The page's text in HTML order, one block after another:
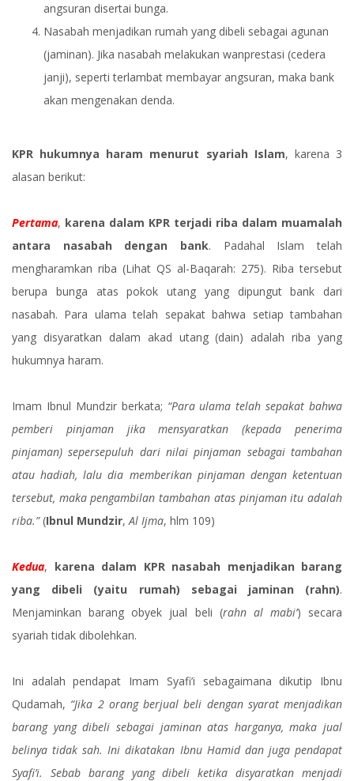
angsuran disertai bunga.
Nasabah menjadikan rumah yang dibeli sebagai agunan
(jaminan). Jika nasabah melakukan wanprestasi (cedera
janji), seperti terlambat membayar angsuran, maka bank
akan mengenakan denda.
KPR hukumnya haram menurut syariah Islam, karena 3
alasan berikut:
Pertama, karena dalam KPR terjadi riba dalam muamalah
antara nasabah dengan bank. Padahal Islam telah
mengharamkan riba (Lihat QS al-Baqarah: 275). Riba tersebut
berupa bunga atas pokok utang yang dipungut bank dari
nasabah. Para ulama telah sepakat bahwa setiap tambahan
yang disyaratkan dalam akad utang (dain) adalah riba yang
hukumnya haram.
Imam Ibnul Mundzir berkata; “Para ulama telah sepakat bahwa
pemberi pinjaman jika mensyaratkan (kepada penerima
pinjaman) sepersepuluh dari nilai pinjaman sebagai tambahan
atau hadiah, lalu dia memberikan pinjaman dengan ketentuan
tersebut, maka pengambilan tambahan atas pinjaman itu adalah
riba.”(Ibnul Mundzir,Al Ijma, hlm 109)
Kedua, karena dalam KPR nasabah menjadikan barang
yang dibeli (yaitu rumah) sebagai jaminan (rahn).
Menjaminkan barang obyek jual beli (rahn al mabi’) secara
syariah tidak dibolehkan.
Ini adalah pendapat Imam Syafi’i sebagaimana dikutip Ibnu
Qudamah, “Jika 2 orang berjual beli dengan syarat menjadikan
barang yang dibeli sebagai jaminan atas harganya, maka jual
belinya tidak sah. Ini dikatakan Ibnu Hamid dan juga pendapat
Syafi’i. Sebab barang yang dibeli ketika disyaratkan menjadi